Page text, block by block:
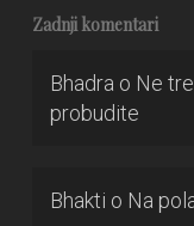
Zadnji komentari
Bhadra o Ne
probudite
Bhakti o Na